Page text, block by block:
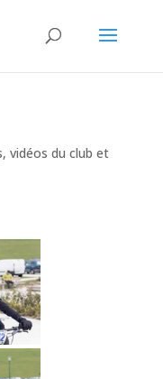
vidéos du club et